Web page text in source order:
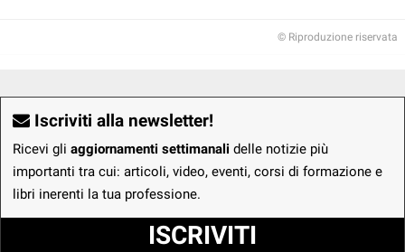
© Riproduzione riservata
Iscriviti alla newsletter!
Ricevi gli aggiornamenti settimanali delle notizie più
importanti tra cui: articoli, video, eventi, corsi di formazione e
libri inerenti la tua professione.
ISCRIVITI